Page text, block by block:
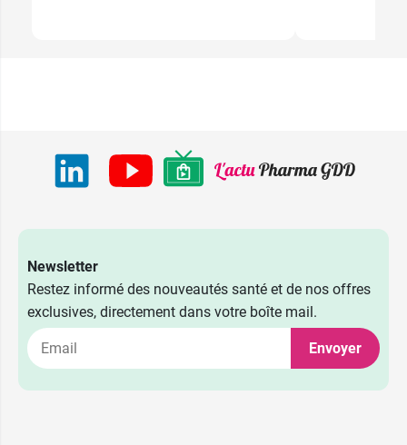
Newsletter
Restez informé des nouveautés santé et de nos offres
exclusives, directement dans votre boîte mail.
Envoyer